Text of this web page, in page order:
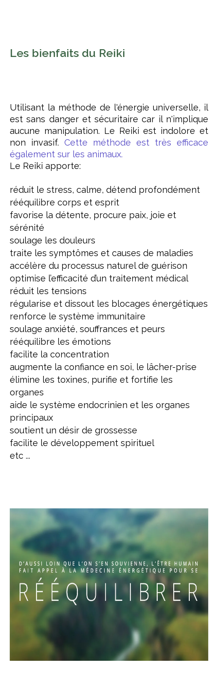
Les bienfaits du Reiki
Utilisant la méthode de l'énergie universelle, il
est sans danger et sécuritaire car il n'implique
aucune manipulation. Le Reiki est indolore et
non invasif. Cette méthode est très efficace
également sur les animaux.
Le Reiki apporte:
réduit le stress, calme, détend profondément
rééquilibre corps et esprit
favorise la détente, procure paix, joie et
sérénité
soulage les douleurs
traite les symptômes et causes de maladies
accélère du processus naturel de guérison
optimise l’efficacité d’un traitement médical
réduit les tensions
régularise et dissout les blocages énergétiques
renforce le système immunitaire
soulage anxiété, souffrances et peurs
rééquilibre les émotions
facilite la concentration
augmente la confiance en soi, le lâcher-prise
élimine les toxines, purifie et fortifie les
organes
aide le système endocrinien et les organes
principaux
soutient un désir de grossesse
facilite le développement spirituel
etc ...